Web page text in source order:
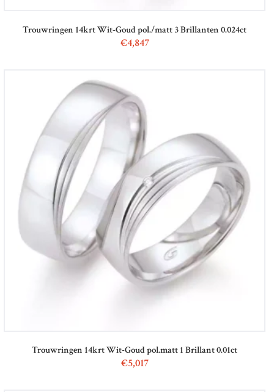
Trouwringen 14krt Wit-Goud pol./matt 3 Brillanten 0.024ct
€4,847
Trouwringen 14krt Wit-Goud pol.matt 1 Brillant 0.01ct
€5,017